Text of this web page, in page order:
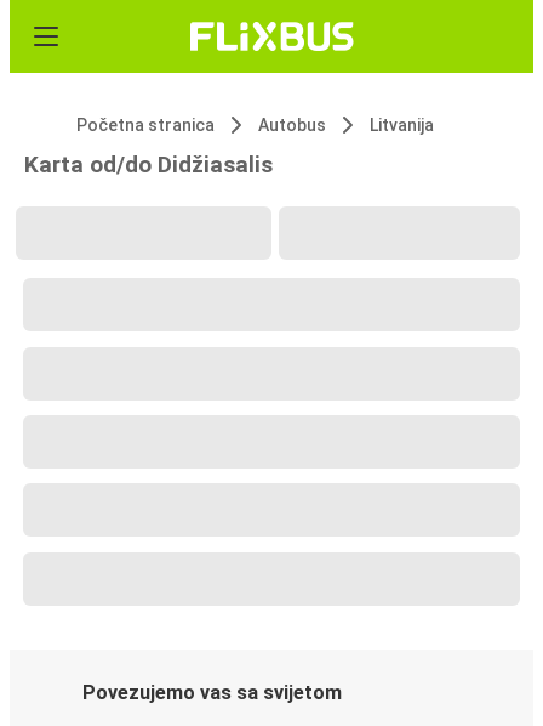
Početna stranica Autobus Litvanija
Karta od/do Didžiasalis
Povezujemo vas sa svijetom